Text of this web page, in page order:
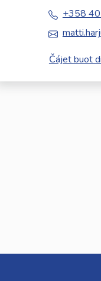
+358
Čájet buot